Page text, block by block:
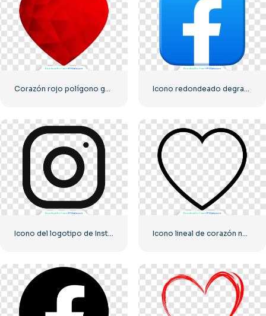
Corazón rojo polígono geométrico abstracto Icono redondeado degradado azul de Facebook